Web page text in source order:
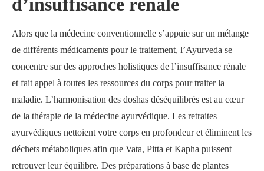
Alors que la médecine conventionnelle s’appuie sur un mélange
de différents médicaments pour le traitement, l’Ayurveda se
concentre sur des approches holistiques de l’insuffisance rénale
et fait appel à toutes les ressources du corps pour traiter la
maladie. L’harmonisation des doshas déséquilibrés est au cœur
de la thérapie de la médecine ayurvédique. Les retraites
ayurvédiques nettoient votre corps en profondeur et éliminent les
déchets métaboliques afin que Vata, Pitta et Kapha puissent
retrouver leur équilibre. Des préparations à base de plantes